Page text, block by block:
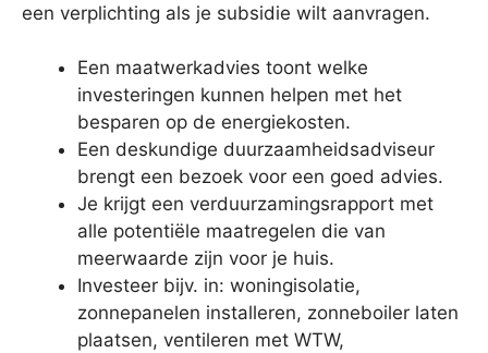
een verplichting als je subsidie wilt aanvragen.
Een maatwerkadvies toont welke
investeringen kunnen helpen met het
besparen op de energiekosten.
Een deskundige duurzaamheidsadviseur
brengt een bezoek voor een goed advies.
Je krijgt een verduurzamingsrapport met
alle potentiële maatregelen die van
meerwaarde zijn voor je huis.
Investeer bijv. in: woningisolatie,
zonnepanelen installeren, zonneboiler laten
plaatsen, ventileren met WTW,